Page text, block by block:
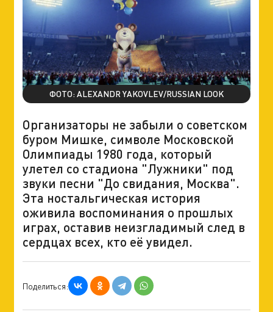
ФОТО: ALEXANDR YAKOVLEV/RUSSIAN LOOK
Организаторы не забыли о советском
буром Мишке, символе Московской
Олимпиады 1980 года, который
улетел со стадиона "Лужники" под
звуки песни "До свидания, Москва".
Эта ностальгическая история
оживила воспоминания о прошлых
играх, оставив неизгладимый след в
сердцах всех, кто её увидел.
Поделиться: